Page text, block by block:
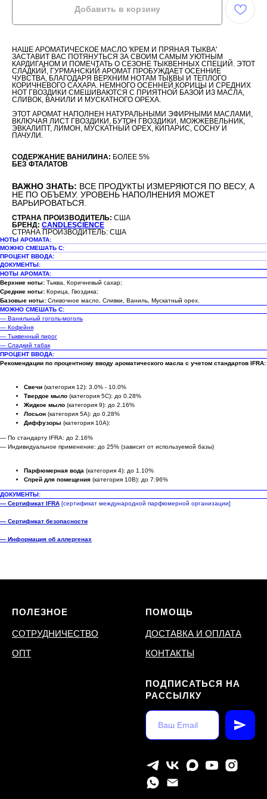
Добавить в корзину
НАШЕ АРОМАТИЧЕСКОЕ МАСЛО 'КРЕМ И ПРЯНАЯ ТЫКВА'
ЗАСТАВИТ ВАС ПОТЯНУТЬСЯ ЗА СВОИМ САМЫМ УЮТНЫМ
КАРДИГАНОМ И ПОМЕЧТАТЬ О СЕЗОНЕ ТЫКВЕННЫХ СПЕЦИЙ. ЭТОТ
СЛАДКИЙ, ГУРМАНСКИЙ АРОМАТ ПРОБУЖДАЕТ ОСЕННИЕ
ЧУВСТВА, БЛАГОДАРЯ ВЕРХНИМ НОТАМ ТЫКВЫ И ТЕПЛОГО
КОРИЧНЕВОГО САХАРА. НЕМНОГО ОСЕННЕЙ КОРИЦЫ И СРЕДНИХ
НОТ ГВОЗДИКИ СМЕШИВАЮТСЯ С ПРИЯТНОЙ БАЗОЙ ИЗ МАСЛА,
СЛИВОК, ВАНИЛИ И МУСКАТНОГО ОРЕХА.
ЭТОТ АРОМАТ НАПОЛНЕН НАТУРАЛЬНЫМИ ЭФИРНЫМИ МАСЛАМИ,
ВКЛЮЧАЯ ЛИСТ ГВОЗДИКИ, БУТОН ГВОЗДИКИ, МОЖЖЕВЕЛЬНИК,
ЭВКАЛИПТ, ЛИМОН, МУСКАТНЫЙ ОРЕХ, КИПАРИС, СОСНУ И
ПАЧУЛИ.
СОДЕРЖАНИЕ ВАНИЛИНА: БОЛЕЕ 5%
БЕЗ ФТАЛАТОВ
ВАЖНО ЗНАТЬ: ВСЕ ПРОДУКТЫ ИЗМЕРЯЮТСЯ ПО ВЕСУ, А
НЕ ПО ОБЪЕМУ. УРОВЕНЬ НАПОЛНЕНИЯ МОЖЕТ
ВАРЬИРОВАТЬСЯ.
СТРАНА ПРОИЗВОДИТЕЛЬ: США
БРЕНД: CANDLESCIENCE
СТРАНА ПРОИЗВОДИТЕЛЬ: США
НОТЫ АРОМАТА:
МОЖНО СМЕШАТЬ С:
ПРОЦЕНТ ВВОДА:
ДОКУМЕНТЫ:
НОТЫ АРОМАТА:
Верхние ноты: Тыква, Коричневый сахар;
Средние ноты: Корица, Гвоздика;
Базовые ноты: Сливочное масло, Сливки, Ваниль, Мускатный орех.
МОЖНО СМЕШАТЬ С:
— Ванильный гоголь-моголь
— Кофейня
— Тыквенный пирог
— Сладкий табак
ПРОЦЕНТ ВВОДА:
Рекомендации по процентному вводу ароматического масла с учетом стандартов IFRA:
Свечи (категория 12): 3.0% - 10.0%
Твердое мыло (категория 5C): до 0.28%
Жидкое мыло (категория 9): до 2.16%
Лосьон (категория 5A): до 0.28%
Диффузоры (категория 10A):
— По стандарту IFRA: до 2.16%
— Индивидуальное применение: до 25% (зависит от используемой базы)
Парфюмерная вода (категория 4): до 1.10%
Спрей для помещения (категория 10B): до 7.96%
ДОКУМЕНТЫ:
— Сертификат IFRA [сертификат международной парфюмерной организации]
— Сертификат безопасности
— Информация об аллергенах
ПОЛЕЗНОЕ
СОТРУДНИЧЕСТВО
ОПТ
ПОМОЩЬ
ДОСТАВКА И ОПЛАТА
КОНТАКТЫ
ПОДПИСАТЬСЯ НА
РАССЫЛКУ